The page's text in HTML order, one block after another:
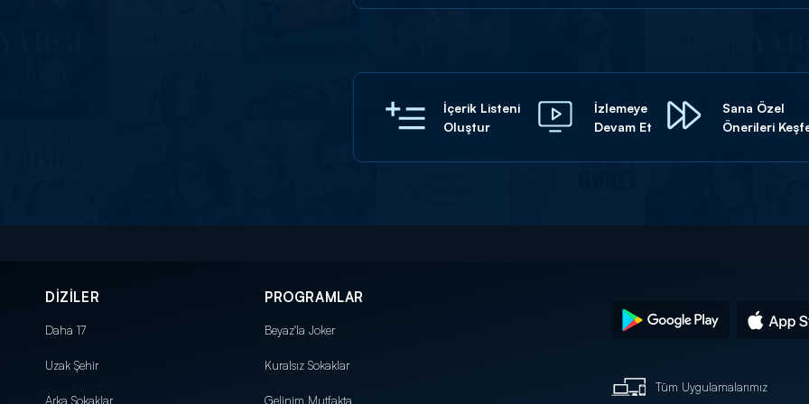
İçerik Listeni
Oluştur
İzlemeye
Devam Et
Sana Özel
Önerileri
DİZİLER
Daha 17
Uzak Şehir
Arka Sokaklar
PROGRAMLAR
Beyaz'la Joker
Kuralsız Sokaklar
Gelinim Mutfakta
Tüm Uygulamalarımız